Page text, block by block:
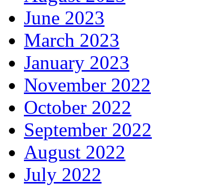
June 2023
March 2023
January 2023
November 2022
October 2022
September 2022
August 2022
July 2022